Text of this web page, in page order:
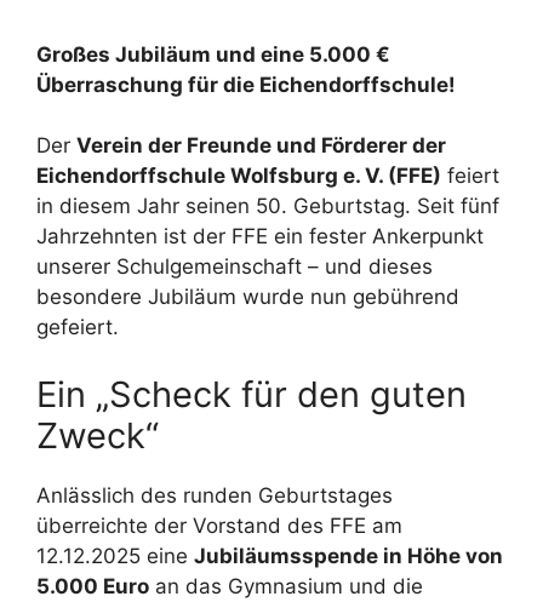
Großes Jubiläum und eine 5.000 €
Überraschung für die Eichendorffschule!
Der Verein der Freunde und Förderer der
Eichendorffschule Wolfsburg e. V. (FFE) feiert
in diesem Jahr seinen 50. Geburtstag. Seit fünf
Jahrzehnten ist der FFE ein fester Ankerpunkt
unserer Schulgemeinschaft – und dieses
besondere Jubiläum wurde nun gebührend
gefeiert.
Ein „Scheck für den guten
Zweck“
Anlässlich des runden Geburtstages
überreichte der Vorstand des FFE am
12.12.2025 eine Jubiläumsspende in Höhe von
5.000 Euro an das Gymnasium und die